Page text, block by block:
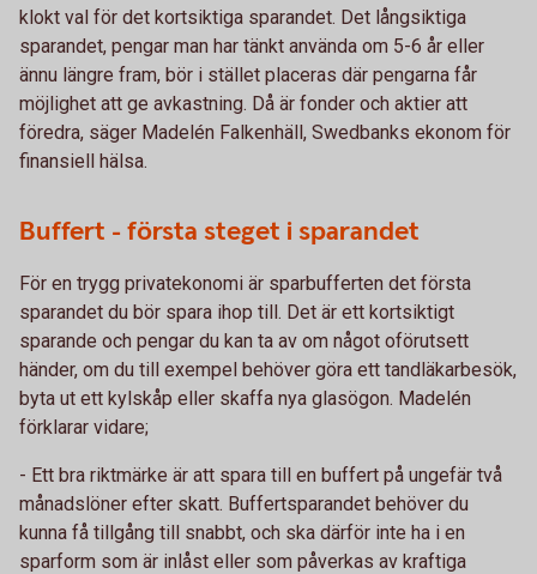
klokt val för det kortsiktiga sparandet. Det långsiktiga
sparandet, pengar man har tänkt använda om 5-6 år eller
ännu längre fram, bör i stället placeras där pengarna får
möjlighet att ge avkastning. Då är fonder och aktier att
föredra, säger Madelén Falkenhäll, Swedbanks ekonom för
finansiell hälsa.
Buffert - första steget i sparandet
För en trygg privatekonomi är sparbufferten det första
sparandet du bör spara ihop till. Det är ett kortsiktigt
sparande och pengar du kan ta av om något oförutsett
händer, om du till exempel behöver göra ett tandläkarbesök,
byta ut ett kylskåp eller skaffa nya glasögon. Madelén
förklarar vidare;
- Ett bra riktmärke är att spara till en buffert på ungefär två
månadslöner efter skatt. Buffertsparandet behöver du
kunna få tillgång till snabbt, och ska därför inte ha i en
sparform som är inlåst eller som påverkas av kraftiga